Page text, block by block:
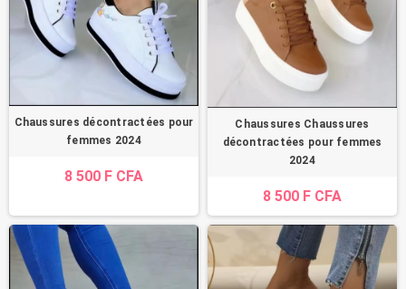
Chaussures décontractées pour
femmes 2024
8 500 F CFA
Chaussures Chaussures
décontractées pour femmes
2024
8 500 F CFA